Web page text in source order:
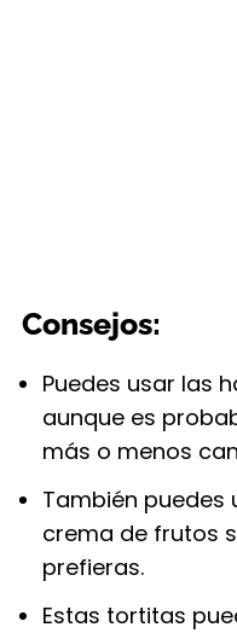
Consejos:
Puedes usar las
aunque es
más o menos
También puedes
crema de frutos
prefieras.
Estas tortitas